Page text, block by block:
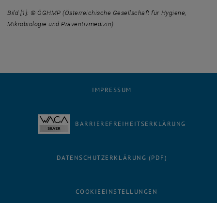
Bild [1]: © ÖGHMP (Österreichische Gesellschaft für Hygiene,
Mikrobiologie und Präventivmedizin)
IMPRESSUM
BARRIEREFREIHEITSERKLÄRUNG
DATENSCHUTZERKLÄRUNG (PDF)
COOKIEEINSTELLUNGEN